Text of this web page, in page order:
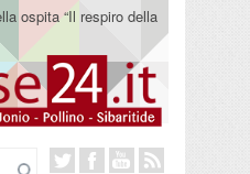
ospita “Il respiro della
365